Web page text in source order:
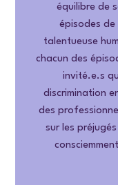
équilibre de
épisodes de
talentueuse
chacun des
invité.e.s
discrimination
des
sur les